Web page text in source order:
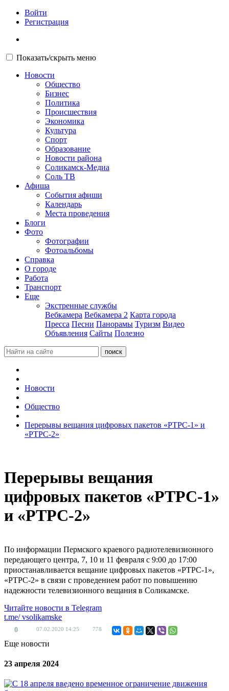
Войти
Регистрация
Показать/скрыть меню
Новости
Общество
Бизнес
Политика
Происшествия
Экономика
Культура
Спорт
Образование
Новости района
Соликамск-Медиа
Соль ТВ
Афиша
События афиши
Календарь
Места проведения
Блоги
Фото
Фотографии
Фотоальбомы
Справка
О городе
Работа
Транспорт
Еще
Экстренные службы
Вебкамера Вебкамера 2 Карта города
Пресса Песни Панорамы Туризм Видео
Объявления Сайты Полезно
Новости
Общество
Перерывы вещания цифровых пакетов «РТРС-1» и
«РТРС-2»
Перерывы вещания
цифровых пакетов «РТРС-1»
и «РТРС-2»
По информации Пермского краевого радиотелевизионного
передающего центра, 7, 10 и 11 февраля с 9:00 до 17:00
приостанавливается вещание цифровых пакетов «РТРС-1»,
«РТРС-2» в связи с проведением работ по повышению
надежности телевизионного вещания в Соликамске.
Читайте новости в Telegram
t.me/vsolikamske
0 07.02.2020 14:25 778
Еще новости
23 апреля 2024